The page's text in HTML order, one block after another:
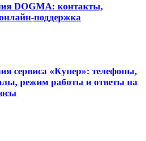
DOGMA: контакты,
поддержка
сервиса «Купер»: телефоны,
режим работы и ответы на